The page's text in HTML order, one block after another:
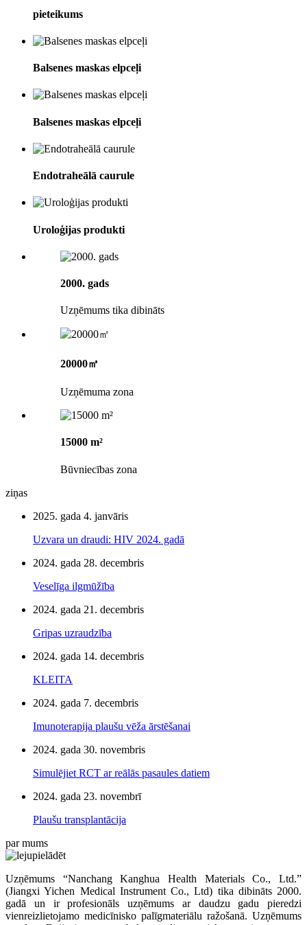
pieteikums
Balsenes maskas elpceļi
Balsenes maskas elpceļi
Endotraheālā caurule
Uroloģijas produkti
2000. gads
Uzņēmums tika dibināts
20000㎡
Uzņēmuma zona
15000 m²
Būvniecības zona
ziņas
2025. gada 4. janvāris
Uzvara un draudi: HIV 2024. gadā
2024. gada 28. decembris
Veselīga ilgmūžība
2024. gada 21. decembris
Gripas uzraudzība
2024. gada 14. decembris
KLEITA
2024. gada 7. decembris
Imunoterapija plaušu vēža ārstēšanai
2024. gada 30. novembris
Simulējiet RCT ar reālās pasaules datiem
2024. gada 23. novembrī
Plaušu transplantācija
par mums
Uzņēmums “Nanchang Kanghua Health Materials Co., Ltd.”
(Jiangxi Yichen Medical Instrument Co., Ltd) tika dibināts 2000.
gadā un ir profesionāls uzņēmums ar daudzu gadu pieredzi
vienreizlietojamo medicīnisko palīgmateriālu ražošanā. Uzņēmums